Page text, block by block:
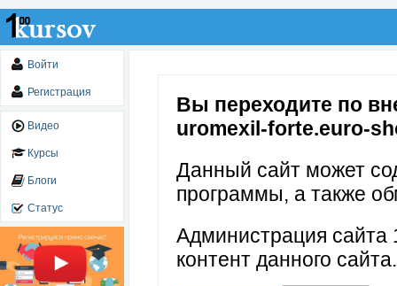
Войти
Регистрация
Видео
Курсы
Блоги
Статус
Вы переходите по
uromexil-forte.euro-
Данный сайт может
программы, а также
Администрация сайта
контент данного сайта.